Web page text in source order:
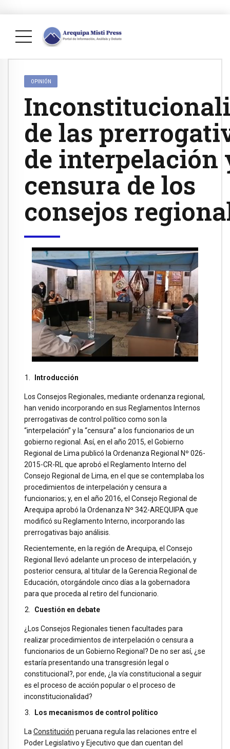
OPINIÓN
de las
de interpelación
censura de los
consejos
Introducción
Los Consejos Regionales, mediante ordenanza regional,
han venido incorporando en sus Reglamentos Internos
prerrogativas de control político como son la
“interpelación” y la “censura” a los funcionarios de un
gobierno regional. Así, en el año 2015, el Gobierno
Regional de Lima publicó la Ordenanza Regional Nº 026-
2015-CR-RL que aprobó el Reglamento Interno del
Consejo Regional de Lima, en el que se contemplaba los
procedimientos de interpelación y censura a
funcionarios; y, en el año 2016, el Consejo Regional de
Arequipa aprobó la Ordenanza Nº 342-AREQUIPA que
modificó su Reglamento Interno, incorporando las
prerrogativas bajo análisis.
Recientemente, en la región de Arequipa, el Consejo
Regional llevó adelante un proceso de interpelación, y
posterior censura, al titular de la Gerencia Regional de
Educación, otorgándole cinco días a la gobernadora
para que proceda al retiro del funcionario.
Cuestión en debate
¿Los Consejos Regionales tienen facultades para
realizar procedimientos de interpelación o censura a
funcionarios de un Gobierno Regional? De no ser así, ¿se
estaría presentando una transgresión legal o
constitucional?, por ende, ¿la vía constitucional a seguir
es el proceso de acción popular o el proceso de
inconstitucionalidad?
Los mecanismos de control político
La Constitución peruana regula las relaciones entre el
Poder Legislativo y Ejecutivo que dan cuentan del